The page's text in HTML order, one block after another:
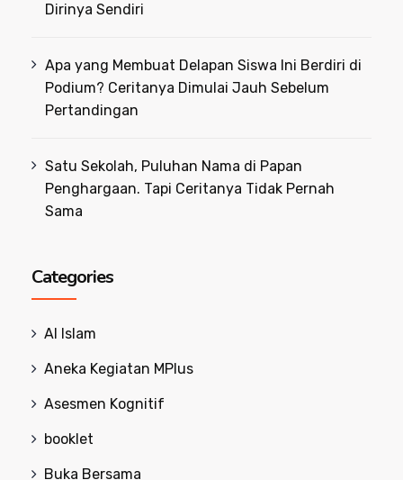
Dirinya Sendiri
Apa yang Membuat Delapan Siswa Ini Berdiri di
Podium? Ceritanya Dimulai Jauh Sebelum
Pertandingan
Satu Sekolah, Puluhan Nama di Papan
Penghargaan. Tapi Ceritanya Tidak Pernah
Sama
Categories
Al Islam
Aneka Kegiatan MPlus
Asesmen Kognitif
booklet
Buka Bersama